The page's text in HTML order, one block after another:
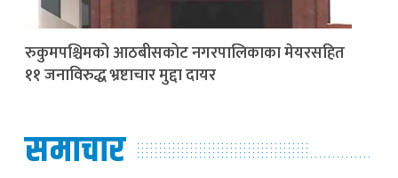
रुकुमपश्चिमको आठबीसकोट नगरपालिकाका मेयरसहित
११ जनाविरुद्ध भ्रष्टाचार मुद्दा दायर
समाचार